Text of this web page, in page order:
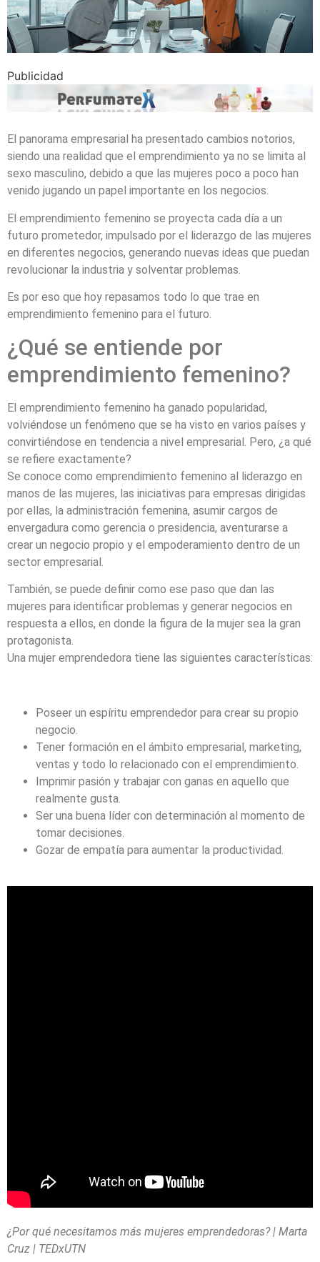
Publicidad
El panorama empresarial ha presentado cambios notorios,
siendo una realidad que el emprendimiento ya no se limita al
sexo masculino, debido a que las mujeres poco a poco han
venido jugando un papel importante en los negocios.
El emprendimiento femenino se proyecta cada día a un
futuro prometedor, impulsado por el liderazgo de las mujeres
en diferentes negocios, generando nuevas ideas que puedan
revolucionar la industria y solventar problemas.
Es por eso que hoy repasamos todo lo que trae en
emprendimiento femenino para el futuro.
¿Qué se entiende por
emprendimiento femenino?
El emprendimiento femenino ha ganado popularidad,
volviéndose un fenómeno que se ha visto en varios países y
convirtiéndose en tendencia a nivel empresarial. Pero, ¿a qué
se refiere exactamente?
Se conoce como emprendimiento femenino al liderazgo en
manos de las mujeres, las iniciativas para empresas dirigidas
por ellas, la administración femenina, asumir cargos de
envergadura como gerencia o presidencia, aventurarse a
crear un negocio propio y el empoderamiento dentro de un
sector empresarial.
También, se puede definir como ese paso que dan las
mujeres para identificar problemas y generar negocios en
respuesta a ellos, en donde la figura de la mujer sea la gran
protagonista.
Una mujer emprendedora tiene las siguientes características:
Poseer un espíritu emprendedor para crear su propio
negocio.
Tener formación en el ámbito empresarial, marketing,
ventas y todo lo relacionado con el emprendimiento.
Imprimir pasión y trabajar con ganas en aquello que
realmente gusta.
Ser una buena líder con determinación al momento de
tomar decisiones.
Gozar de empatía para aumentar la productividad.
¿Por qué necesitamos más mujeres emprendedoras? | Marta
Cruz | TEDxUTN